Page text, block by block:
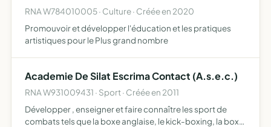
RNA W784010005 · Culture · Créée en 2020
Promouvoir et développer l'éducation et les pratiques
artistiques pour le Plus grand nombre
Academie De Silat Escrima Contact (A.s.e.c.)
RNA W931009431 · Sport · Créée en 2011
Développer , enseigner et faire connaître les sport de
combats tels que la boxe anglaise, le kick-boxing, la boxe